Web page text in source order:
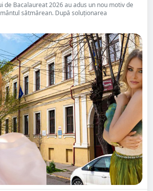
de Bacalaureat 2026 au adus un nou motiv de
sătmărean. După soluționarea